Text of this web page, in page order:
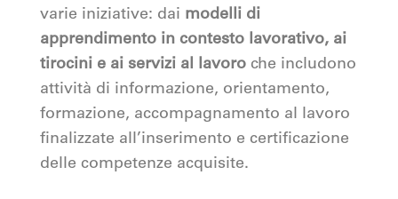
varie iniziative: dai modelli di
apprendimento in contesto lavorativo, ai
tirocini e ai servizi al lavoroche includono
attività di informazione, orientamento,
formazione, accompagnamento al lavoro
finalizzate all’inserimento e certificazione
delle competenze acquisite.